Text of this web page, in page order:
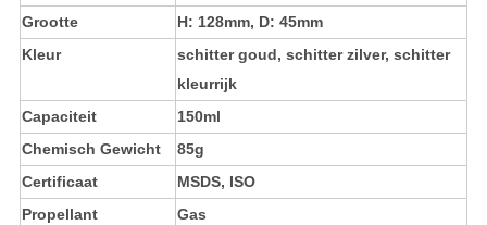
Grootte
H: 128mm, D: 45mm
Kleur
schitter goud, schitter zilver, schitter
kleurrijk
Capaciteit
150ml
Chemisch Gewicht
85g
Certificaat
MSDS, ISO
Propellant
Gas